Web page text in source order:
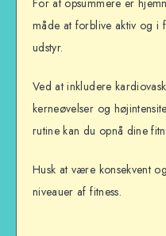
For at opsummere er
måde at forblive aktiv og i
udstyr.
Ved at inkludere
kerneøvelser og
rutine kan du opnå dine
Husk at være konsekvent
niveauer af fitness.